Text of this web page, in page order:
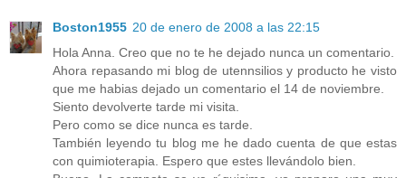
Boston1955 20 de enero de 2008 a las 22:15
Hola Anna. Creo que no te he dejado nunca un comentario.
Ahora repasando mi blog de utennsilios y producto he visto
que me habias dejado un comentario el 14 de noviembre.
Siento devolverte tarde mi visita.
Pero como se dice nunca es tarde.
También leyendo tu blog me he dado cuenta de que estas
con quimioterapia. Espero que estes llevándolo bien.